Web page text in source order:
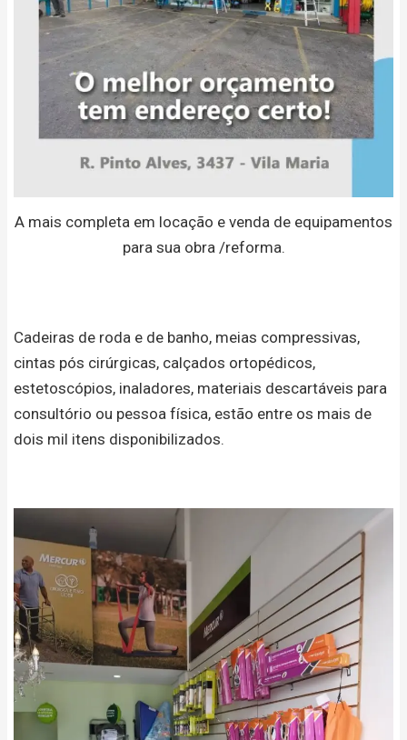
A mais completa em locação e venda de equipamentos
para sua obra /reforma.
Cadeiras de roda e de banho, meias compressivas,
cintas pós cirúrgicas, calçados ortopédicos,
estetoscópios, inaladores, materiais descartáveis para
consultório ou pessoa física, estão entre os mais de
dois mil itens disponibilizados.